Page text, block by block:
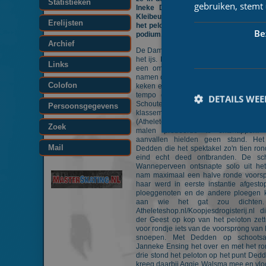
Statistieken
Erelijsten
Archief
Links
Colofon
Persoonsgegevens
Zoek
Mail
Ineke Dedden (Palet
Kleibeuker en Walsma werd
het peloton net voor en mocht als
podium.
De Dames brachten in Breda een
het ijs. De tweede helft van de
een omvangrijke kopgroep met
namen die een aardige voorsprong
keken elkaar echter vooral aan in
tempo door te rijden. Te merken
Schouten (Royal A-ware/Fonterra)
klassementsleidster
(Atheleteshop.nl/Koopjesdrogisterij.nl)
malen probeerde te ontsnappen.
aanvallen hielden geen stand.
Dedden die het spektakel zo'n tien
eind echt deed ontbranden. De
Wanneperveen ontsnapte solo uit
nam maximaal een halve ronde
haar werd in eerste instantie
ploeggenoten en de andere ploegen
aan wie het gat zou
Atheleteshop.nl/Koopjesdrogisterij.nl
der Geest op kop van het peloton
voor rondje iets van de voorsprong van
snoepen. Met Dedden op
Janneke Ensing het over en met het
drie stond het peloton op het punt
kreeg daarbij Aggie Walsma mee en
gebruiken,
DETAILS
Prestatiecookies
niet worden gebruikt
Naam
_ga